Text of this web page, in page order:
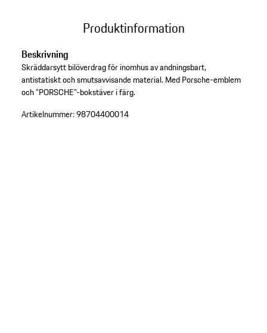
Produktinformation
Beskrivning
Skräddarsytt bilöverdrag för inomhus av andningsbart,
antistatiskt och smutsavvisande material. Med Porsche-emblem
och ”PORSCHE”-bokstäver i färg.
Artikelnummer:98704400014